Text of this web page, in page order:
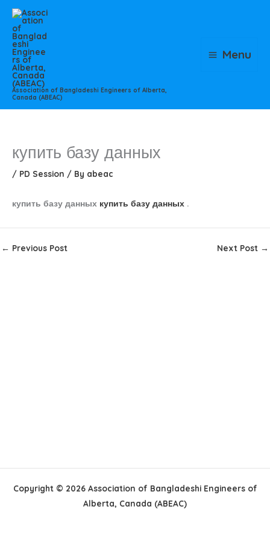
Skip
content
Association of Bangladeshi Engineers of Alberta,
Canada (ABEAC)
Menu
купить базу данных
/ PD Session / By abeac
купить базу данных купить базу данных .
← Previous Post Next Post →
Copyright © 2026 Association of Bangladeshi Engineers of
Alberta, Canada (ABEAC)